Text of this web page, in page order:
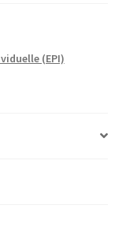
(EPI)